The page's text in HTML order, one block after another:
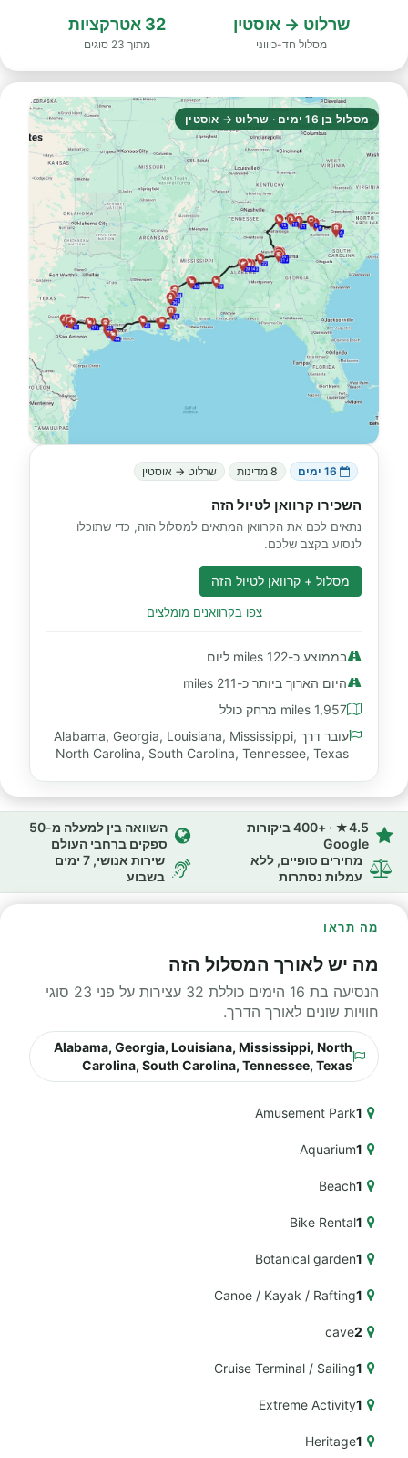
שרלוט → אוסטין
מסלול חד-כיווני
32 אטרקציות
מתוך 23 סוגים
מסלול בן 16 ימים · שרלוט → אוסטין
8 מדינות שרלוט → אוסטין
השכירו קרוואן לטיול הזה
נתאים לכם את הקרוואן המתאים למסלול הזה, כדי שתוכלו
לנסוע בקצב שלכם.
מסלול + קרוואן לטיול הזה
צפו בקרוואנים מומלצים
בממוצע כ-122 miles ליום
היום הארוך ביותר כ-211 miles
1,957 miles מרחק כולל
עובר דרך Alabama, Georgia, Louisiana, Mississippi,
North Carolina, South Carolina, Tennessee, Texas
4.5★ · +400 ביקורות
Google
השוואה בין למעלה מ-50
ספקים ברחבי העולם
מחירים סופיים, ללא
עמלות נסתרות
שירות אנושי, 7 ימים
בשבוע
מה תראו
מה יש לאורך המסלול הזה
הנסיעה בת 16 הימים כוללת 32 עצירות על פני 23 סוגי
חוויות שונים לאורך הדרך.
Alabama, Georgia, Louisiana, Mississippi, North
Carolina, South Carolina, Tennessee, Texas
1
Amusement Park
1
Aquarium
1
Beach
1
Bike Rental
1
Botanical garden
1
Canoe / Kayak / Rafting
2
cave
1
Cruise Terminal / Sailing
1
Extreme Activity
1
Heritage